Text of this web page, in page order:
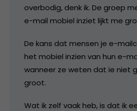
overbodig, denk ik. De groep
e-mail mobiel inziet lijkt me
De kans dat mensen je e-
het mobiel inzien van hun e-
wanneer ze weten dat ie niet
groot.
Wat ik zelf vaak heb, is dat ik